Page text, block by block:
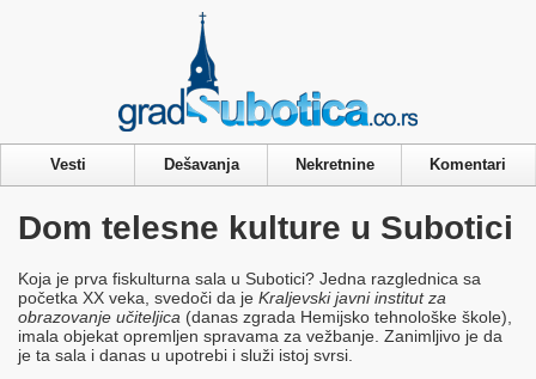
Vesti Dešavanja Nekretnine Komentari
Dom telesne kulture u Subotici
Koja je prva fiskulturna sala u Subotici? Jedna razglednica sa
početka XX veka, svedoči da je Kraljevski javni institut za
obrazovanje učiteljica (danas zgrada Hemijsko tehnološke škole),
imala objekat opremljen spravama za vežbanje. Zanimljivo je da
je ta sala i danas u upotrebi i služi istoj svrsi.
Privacy & Cookies Policy